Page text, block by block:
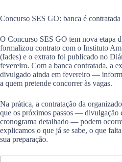
Concurso SES GO: banca é
O Concurso SES GO tem nova etapa
formalizou contrato com o Instituto
(Iades) e o extrato foi publicado no
fevereiro. Com a banca contratada, a
divulgado ainda em fevereiro —
a quem pretende concorrer às vagas.
Na prática, a contratação da
que os próximos passos — divulgação
cronograma detalhado — podem
explicamos o que já se sabe, o que
sua preparação.